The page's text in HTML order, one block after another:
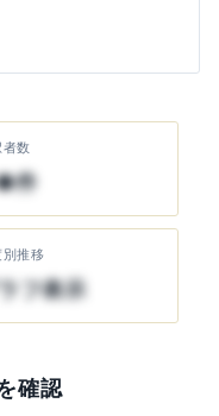
数
件
推移
フ表示
確認